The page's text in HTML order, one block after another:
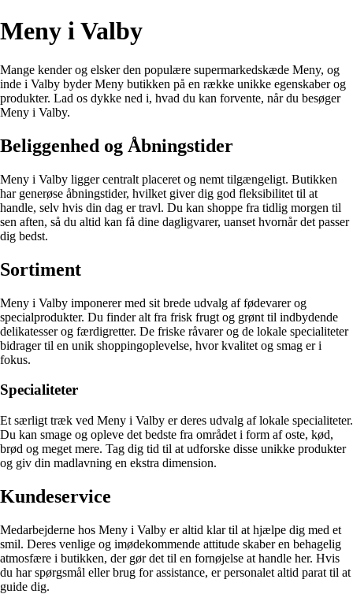
Meny i Valby
Mange kender og elsker den populære supermarkedskæde Meny, og
inde i Valby byder Meny butikken på en række unikke egenskaber og
produkter. Lad os dykke ned i, hvad du kan forvente, når du besøger
Meny i Valby.
Beliggenhed og Åbningstider
Meny i Valby ligger centralt placeret og nemt tilgængeligt. Butikken
har generøse åbningstider, hvilket giver dig god fleksibilitet til at
handle, selv hvis din dag er travl. Du kan shoppe fra tidlig morgen til
sen aften, så du altid kan få dine dagligvarer, uanset hvornår det passer
dig bedst.
Sortiment
Meny i Valby imponerer med sit brede udvalg af fødevarer og
specialprodukter. Du finder alt fra frisk frugt og grønt til indbydende
delikatesser og færdigretter. De friske råvarer og de lokale specialiteter
bidrager til en unik shoppingoplevelse, hvor kvalitet og smag er i
fokus.
Specialiteter
Et særligt træk ved Meny i Valby er deres udvalg af lokale specialiteter.
Du kan smage og opleve det bedste fra området i form af oste, kød,
brød og meget mere. Tag dig tid til at udforske disse unikke produkter
og giv din madlavning en ekstra dimension.
Kundeservice
Medarbejderne hos Meny i Valby er altid klar til at hjælpe dig med et
smil. Deres venlige og imødekommende attitude skaber en behagelig
atmosfære i butikken, der gør det til en fornøjelse at handle her. Hvis
du har spørgsmål eller brug for assistance, er personalet altid parat til at
guide dig.